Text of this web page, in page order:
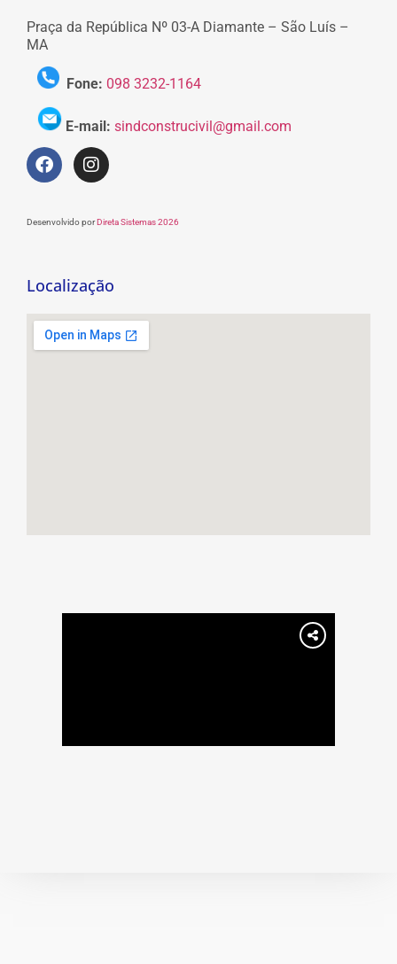
Praça da República Nº 03-A Diamante – São Luís –
MA
Fone: 098 3232-1164
E-mail: sindconstrucivil@gmail.com
Desenvolvido porDireta Sistemas 2026
Localização